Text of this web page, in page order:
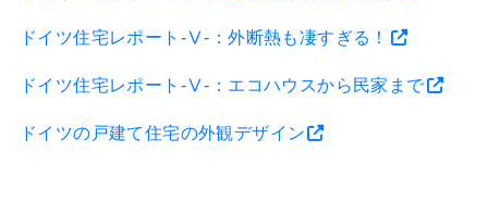
ドイツ住宅レポート-Ⅴ-：外断熱も凄すぎる！
ドイツ住宅レポート-Ⅴ-：エコハウスから民家まで
ドイツの戸建て住宅の外観デザイン